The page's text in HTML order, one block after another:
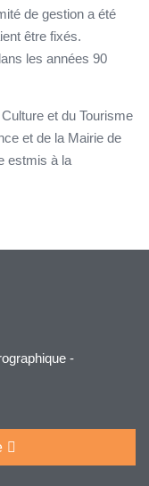
de gestion a été
être fixés.
les années 90
et du Tourisme
et de la Mairie de
estmis à la
-